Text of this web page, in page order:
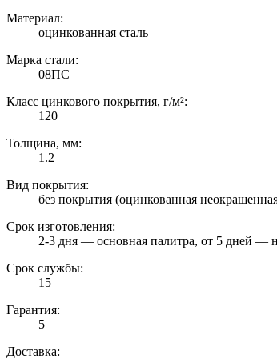
Материал:
оцинкованная сталь
Марка стали:
08ПС
Класс цинкового покрытия, г/м²:
120
Толщина, мм:
1.2
Вид покрытия:
без покрытия (оцинкованная
Срок изготовления:
2-3 дня — основная палитра, от 5 дней —
Срок службы:
15
Гарантия:
5
Доставка: